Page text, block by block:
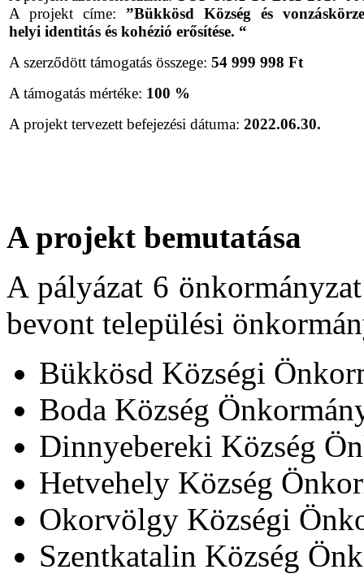
A projekt címe: ”Bükkösd Község és
helyi identitás és kohézió erősítése. “
A szerződött támogatás összege: 54 999 998 Ft
A támogatás mértéke: 100 %
A projekt tervezett befejezési dátuma: 2022.06.30.
A projekt bemutatása
A pályázat 6
bevont települési
Bükkösd Községi
Boda Község
Dinnyebereki Község
Hetvehely Község
Okorvölgy Községi
Szentkatalin Község